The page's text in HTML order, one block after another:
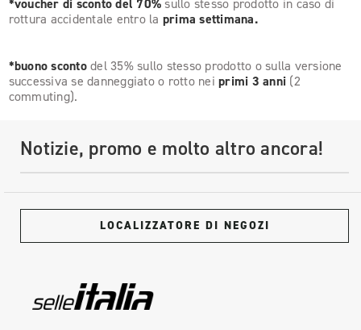
*voucher di sconto del 70%
rottura accidentale entro la prima settimana.
*buono scontodel 35% sullo stesso prodotto o sulla versione
successiva se danneggiato o rotto nei primi 3 anni (2
commuting).
Notizie, promo e molto altro ancora!
LOCALIZZATORE DI NEGOZI